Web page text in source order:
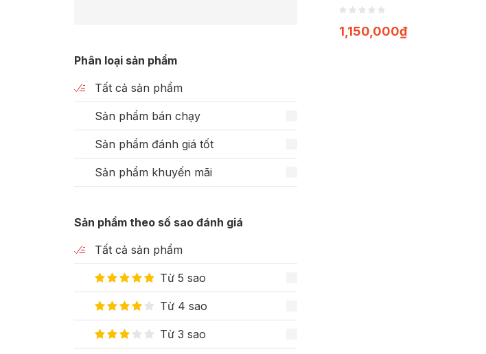
Phân loại sản phẩm
Tất cả sản phẩm
Sản phẩm bán chạy
Sản phẩm đánh giá tốt
Sản phẩm khuyến mãi
Sản phẩm theo số sao đánh giá
Tất cả sản phẩm
Từ 5 sao
Từ 4 sao
Từ 3 sao
Quốc Hỗ Trợ Tăng Cường
Đề Kháng, Làm Đẹp Da
(Hộp 32 tuýp)
1,150,000₫